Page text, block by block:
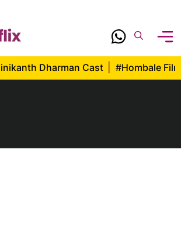
Dharman Cast #Hombale